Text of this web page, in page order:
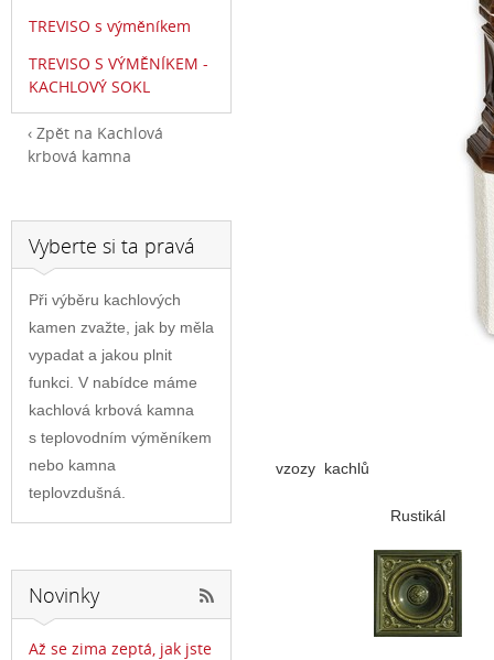
vzozy kachlů
Rustikál
TREVISO s výměníkem
TREVISO S VÝMĚNÍKEM -
KACHLOVÝ SOKL
Zpět na Kachlová
krbová kamna
Vyberte si ta pravá
Při výběru kachlových
kamen zvažte, jak by měla
vypadat a jakou plnit
funkci. V nabídce máme
kachlová krbová kamna
s teplovodním výměníkem
nebo kamna
teplovzdušná.
Novinky
Až se zima zeptá, jak jste